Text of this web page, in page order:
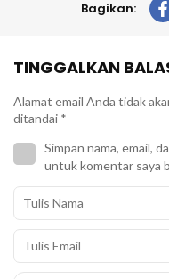
Bagikan:
TINGGALKAN
Alamat email Anda tidak
ditandai *
Simpan nama, email,
untuk komentar saya